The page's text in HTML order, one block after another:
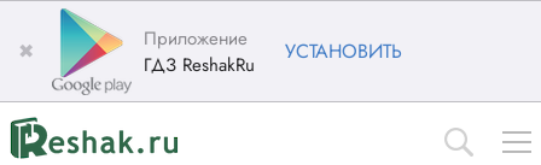
✖
Приложение
ГДЗ ReshakRu
УСТАНОВИТЬ